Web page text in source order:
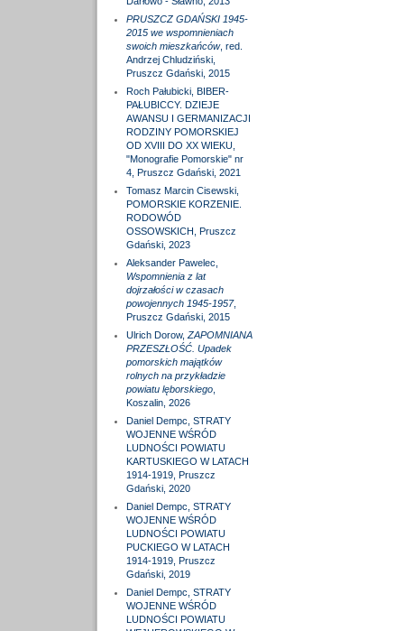
PRUSZCZ GDAŃSKI 1945-
2015 we wspomnieniach
swoich mieszkańców, red.
Andrzej Chludziński,
Pruszcz Gdański, 2015
Roch Pałubicki, BIBER-
PAŁUBICCY. DZIEJE
AWANSU I GERMANIZACJI
RODZINY POMORSKIEJ
OD XVIII DO XX WIEKU,
"Monografie Pomorskie" nr
4, Pruszcz Gdański, 2021
Tomasz Marcin Cisewski,
POMORSKIE KORZENIE.
RODOWÓD
OSSOWSKICH, Pruszcz
Gdański, 2023
Aleksander Pawelec,
Wspomnienia z lat
dojrzałości w czasach
powojennych 1945-1957,
Pruszcz Gdański, 2015
Ulrich Dorow, ZAPOMNIANA
PRZESZŁOŚĆ. Upadek
pomorskich majątków
rolnych na przykładzie
powiatu lęborskiego,
Koszalin, 2026
Daniel Dempc, STRATY
WOJENNE WŚRÓD
LUDNOŚCI POWIATU
KARTUSKIEGO W LATACH
1914-1919, Pruszcz
Gdański, 2020
Daniel Dempc, STRATY
WOJENNE WŚRÓD
LUDNOŚCI POWIATU
PUCKIEGO W LATACH
1914-1919, Pruszcz
Gdański, 2019
Daniel Dempc, STRATY
WOJENNE WŚRÓD
LUDNOŚCI POWIATU